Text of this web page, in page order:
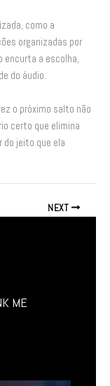
como a
organizadas por
encurta a escolha,
do áudio.
o próximo salto não
certo que elimina
do jeito que ela
NEXT
ME